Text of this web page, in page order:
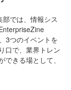
では、情報シス
3つのイベントを
口で、業界トレン
きる場として、